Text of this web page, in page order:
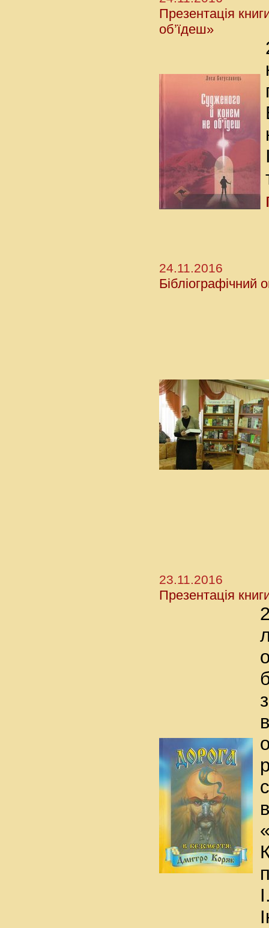
Презентація
об’їдеш»
24.11.2016
Бібліографічний
23.11.2016
Презентація